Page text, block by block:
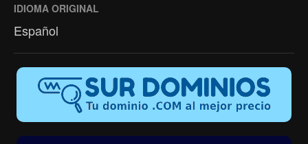
IDIOMA ORIGINAL
Español